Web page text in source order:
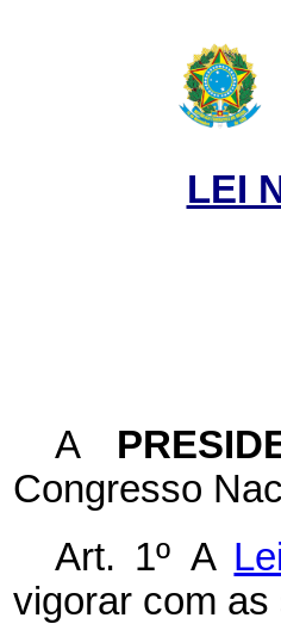
LEI
A
Congresso
Art. 1º A
vigorar com